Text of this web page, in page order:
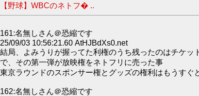
【野球】WBCのネトフ� ..
161:名無しさん＠恐縮です
25/09/03 10:56:21.60 AtHJBdXs0.net
結局、よみうりが握ってた利権のうち残ったのはチケ
で、その第一弾が放映権をネトフリに売った事
東京ラウンドのスポンサー権とグッズの権利はもうす
162:名無しさん＠恐縮です